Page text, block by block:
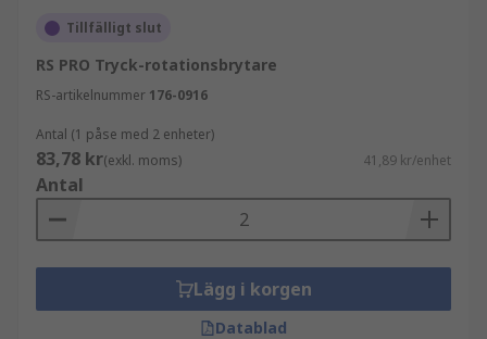
Tillfälligt slut
RS PRO Tryck-rotationsbrytare
RS-artikelnummer 176-0916
Antal (1 påse med 2 enheter)
83,78 kr(exkl. moms) 41,89 kr/enhet
Antal
Lägg i korgen
Datablad